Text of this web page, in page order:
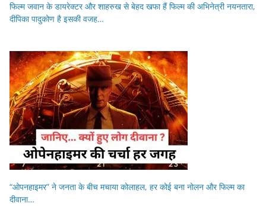
फिल्म जवान के डायरेक्टर और शाहरुख से बेहद खफा हैं फिल्म की अभिनेत्री नयनतारा,
दीपिका पादुकोण है इसकी वजह…
“ओपनहाइमर” ने जनता के बीच मचाया कोलाहल, हर कोई बना नोलन और फिल्म का
दीवाना…